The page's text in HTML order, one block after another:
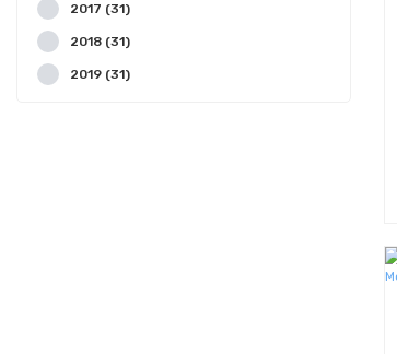
DGTE (3)
DJKA (1)
DKRF (3)
2017 (31)
2018 (31)
2019 (31)